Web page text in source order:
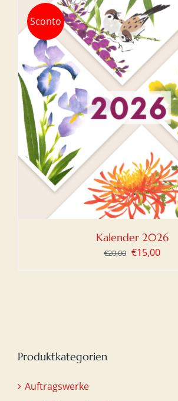
Sconto
Kalender 2026
€20,00 €15,00
Produktkategorien
Auftragswerke